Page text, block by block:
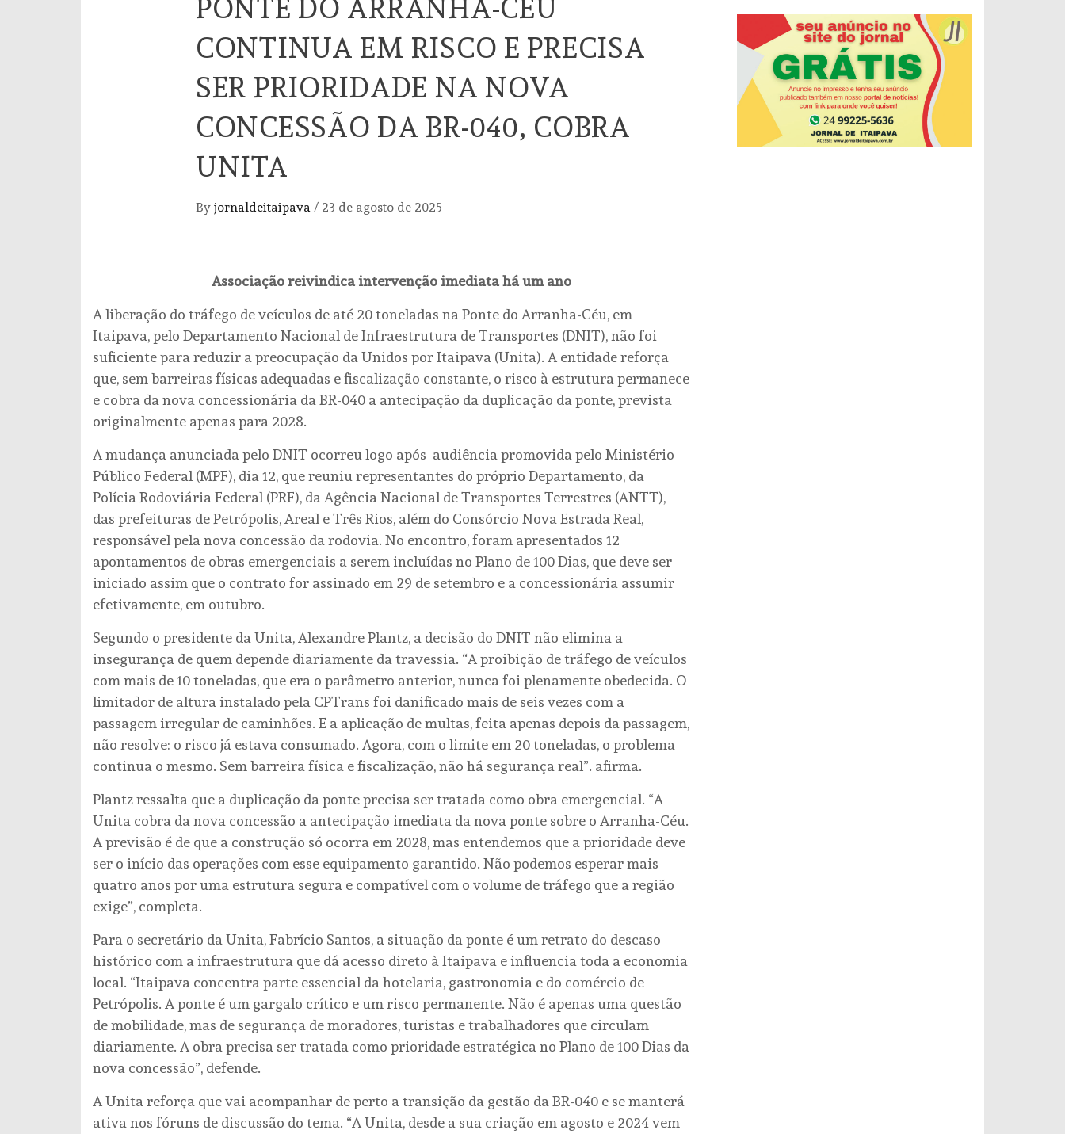
PONTE DO ARRANHA-CÉU
CONTINUA EM RISCO E PRECISA
SER PRIORIDADE NA NOVA
CONCESSÃO DA BR-040, COBRA
UNITA
By jornaldeitaipava / 23 de agosto de 2025
Associação reivindica intervenção imediata há um ano
A liberação do tráfego de veículos de até 20 toneladas na Ponte do Arranha-Céu, em
Itaipava, pelo Departamento Nacional de Infraestrutura de Transportes (DNIT), não foi
suficiente para reduzir a preocupação da Unidos por Itaipava (Unita). A entidade reforça
que, sem barreiras físicas adequadas e fiscalização constante, o risco à estrutura permanece
e cobra da nova concessionária da BR-040 a antecipação da duplicação da ponte, prevista
originalmente apenas para 2028.
A mudança anunciada pelo DNIT ocorreu logo após audiência promovida pelo Ministério
Público Federal (MPF), dia 12, que reuniu representantes do próprio Departamento, da
Polícia Rodoviária Federal (PRF), da Agência Nacional de Transportes Terrestres (ANTT),
das prefeituras de Petrópolis, Areal e Três Rios, além do Consórcio Nova Estrada Real,
responsável pela nova concessão da rodovia. No encontro, foram apresentados 12
apontamentos de obras emergenciais a serem incluídas no Plano de 100 Dias, que deve ser
iniciado assim que o contrato for assinado em 29 de setembro e a concessionária assumir
efetivamente, em outubro.
Segundo o presidente da Unita, Alexandre Plantz, a decisão do DNIT não elimina a
insegurança de quem depende diariamente da travessia. “A proibição de tráfego de veículos
com mais de 10 toneladas, que era o parâmetro anterior, nunca foi plenamente obedecida. O
limitador de altura instalado pela CPTrans foi danificado mais de seis vezes com a
passagem irregular de caminhões. E a aplicação de multas, feita apenas depois da passagem,
não resolve: o risco já estava consumado. Agora, com o limite em 20 toneladas, o problema
continua o mesmo. Sem barreira física e fiscalização, não há segurança real”. afirma.
Plantz ressalta que a duplicação da ponte precisa ser tratada como obra emergencial. “A
Unita cobra da nova concessão a antecipação imediata da nova ponte sobre o Arranha-Céu.
A previsão é de que a construção só ocorra em 2028, mas entendemos que a prioridade deve
ser o início das operações com esse equipamento garantido. Não podemos esperar mais
quatro anos por uma estrutura segura e compatível com o volume de tráfego que a região
exige”, completa.
Para o secretário da Unita, Fabrício Santos, a situação da ponte é um retrato do descaso
histórico com a infraestrutura que dá acesso direto à Itaipava e influencia toda a economia
local. “Itaipava concentra parte essencial da hotelaria, gastronomia e do comércio de
Petrópolis. A ponte é um gargalo crítico e um risco permanente. Não é apenas uma questão
de mobilidade, mas de segurança de moradores, turistas e trabalhadores que circulam
diariamente. A obra precisa ser tratada como prioridade estratégica no Plano de 100 Dias da
nova concessão”, defende.
A Unita reforça que vai acompanhar de perto a transição da gestão da BR-040 e se manterá
ativa nos fóruns de discussão do tema. “A Unita, desde a sua criação em agosto e 2024 vem